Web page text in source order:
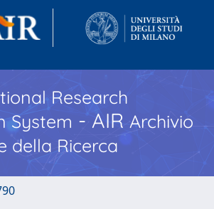
Research
System - AIR Archivio
della Ricerca